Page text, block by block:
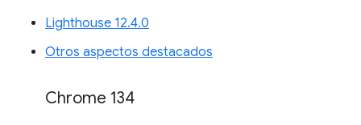
Lighthouse 12.4.0
Otros aspectos destacados
Chrome 134